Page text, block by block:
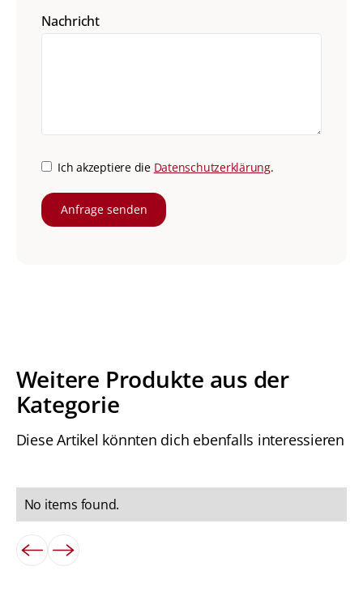
Nachricht
Ich akzeptiere die Datenschutzerklärung.
Weitere Produkte aus der
Kategorie
Diese Artikel könnten dich ebenfalls interessieren
No items found.